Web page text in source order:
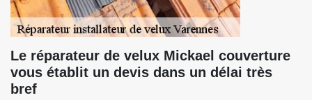
Le réparateur de velux Mickael couverture
vous établit un devis dans un délai très
bref